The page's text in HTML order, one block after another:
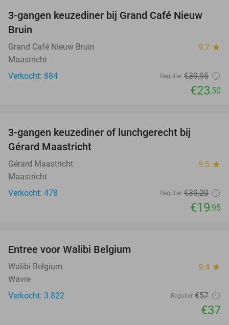
41%
3-gangen keuzediner bij Grand Café Nieuw
Bruin
Grand Café Nieuw Bruin 9.7 star
Maastricht
Verkocht: 884
Regulier €39,95
€23,50
3-gangen keuzediner of lunchgerecht bij
Gérard Maastricht
Gérard Maastricht 9.5 star
Maastricht
Verkocht: 478
Regulier €39,20
€19,95
Entree voor Walibi Belgium
Walibi Belgium 9.4 star
Wavre
Verkocht: 3.822
Regulier €57
€37